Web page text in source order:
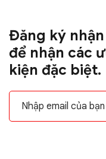
Đăng ký
để nhận các
kiện đặc biệt.